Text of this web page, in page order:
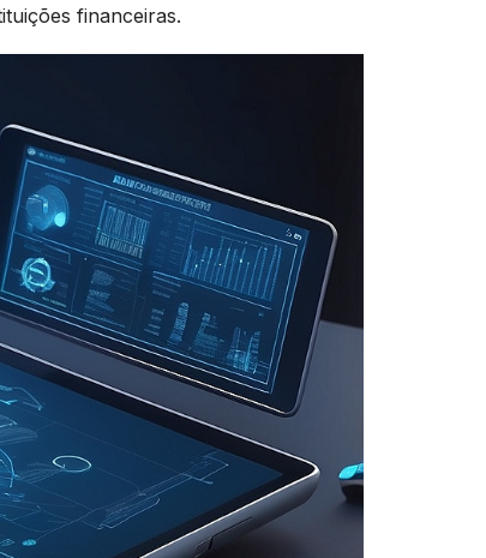
financeiras.